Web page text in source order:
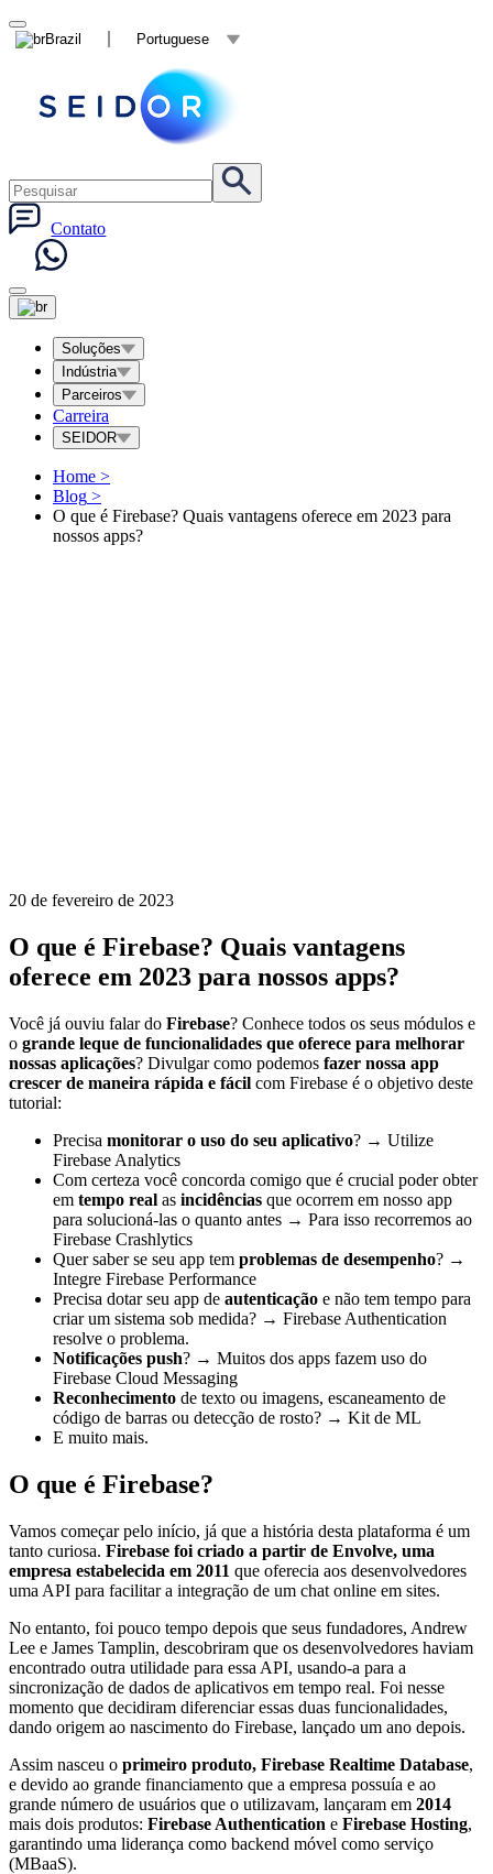
Brazil Portuguese
Contato
Soluções
Indústria
Parceiros
Carreira
SEIDOR
Home >
Blog >
O que é Firebase? Quais vantagens oferece em 2023 para
nossos apps?
20 de fevereiro de 2023
O que é Firebase? Quais vantagens
oferece em 2023 para nossos apps?
Você já ouviu falar do Firebase? Conhece todos os seus módulos e
o grande leque de funcionalidades que oferece para melhorar
nossas aplicações? Divulgar como podemos fazer nossa app
crescer de maneira rápida e fácil com Firebase é o objetivo deste
tutorial:
Precisa monitorar o uso do seu aplicativo? → Utilize
Firebase Analytics
Com certeza você concorda comigo que é crucial poder obter
em tempo real as incidências que ocorrem em nosso app
para solucioná-las o quanto antes → Para isso recorremos ao
Firebase Crashlytics
Quer saber se seu app tem problemas de desempenho? →
Integre Firebase Performance
Precisa dotar seu app de autenticação e não tem tempo para
criar um sistema sob medida? → Firebase Authentication
resolve o problema.
Notificações push? → Muitos dos apps fazem uso do
Firebase Cloud Messaging
Reconhecimento de texto ou imagens, escaneamento de
código de barras ou detecção de rosto? → Kit de ML
E muito mais.
O que é Firebase?
Vamos começar pelo início, já que a história desta plataforma é um
tanto curiosa. Firebase foi criado a partir de Envolve, uma
empresa estabelecida em 2011 que oferecia aos desenvolvedores
uma API para facilitar a integração de um chat online em sites.
No entanto, foi pouco tempo depois que seus fundadores, Andrew
Lee e James Tamplin, descobriram que os desenvolvedores haviam
encontrado outra utilidade para essa API, usando-a para a
sincronização de dados de aplicativos em tempo real. Foi nesse
momento que decidiram diferenciar essas duas funcionalidades,
dando origem ao nascimento do Firebase, lançado um ano depois.
Assim nasceu o primeiro produto, Firebase Realtime Database,
e devido ao grande financiamento que a empresa possuía e ao
grande número de usuários que o utilizavam, lançaram em 2014
mais dois produtos: Firebase Authentication e Firebase Hosting,
garantindo uma liderança como backend móvel como serviço
(MBaaS).